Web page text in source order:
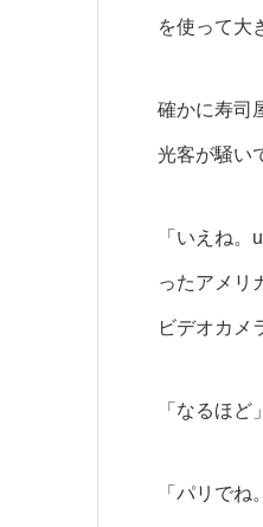
を使って大
確かに寿司
光客が騒い
「いえね
ったアメリ
ビデオカメ
「なるほど」
「パリで